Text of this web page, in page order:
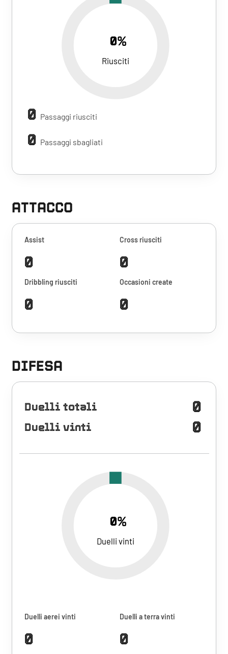
0%
Riusciti
0 Passaggi riusciti
0 Passaggi sbagliati
ATTACCO
Assist
0
Cross riusciti
0
Dribbling riusciti
0
Occasioni create
0
DIFESA
Duelli totali 0
Duelli vinti 0
0%
Duelli vinti
Duelli aerei vinti
0
Duelli a terra vinti
0